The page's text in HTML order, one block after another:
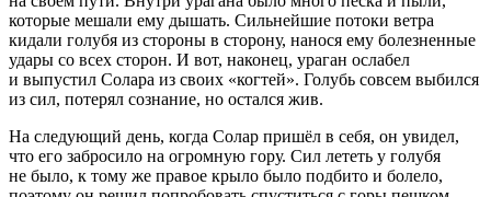
которые мешали ему дышать. Сильнейшие потоки ветра
кидали голубя из стороны в сторону, нанося ему болезненные
удары со всех сторон. И вот, наконец, ураган ослабел
и выпустил Солара из своих «когтей». Голубь совсем выбился
из сил, потерял сознание, но остался жив.
На следующий день, когда Солар пришёл в себя, он увидел,
что его забросило на огромную гору. Сил лететь у голубя
не было, к тому же правое крыло было подбито и болело,